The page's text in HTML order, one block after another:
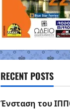
RECENT POSTS
Ένσταση του